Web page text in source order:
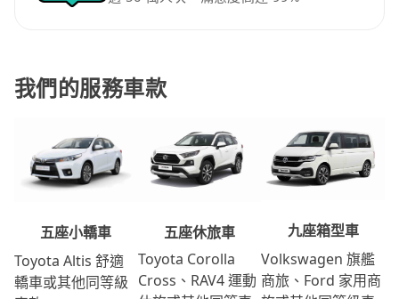
我們的服務車款
五座小轎車
Toyota Altis 舒適
轎車或其他同等級
五座休旅車
Toyota Corolla
Cross、RAV4 運動
九座箱型車
Volkswagen 旗艦
商旅、Ford 家用商